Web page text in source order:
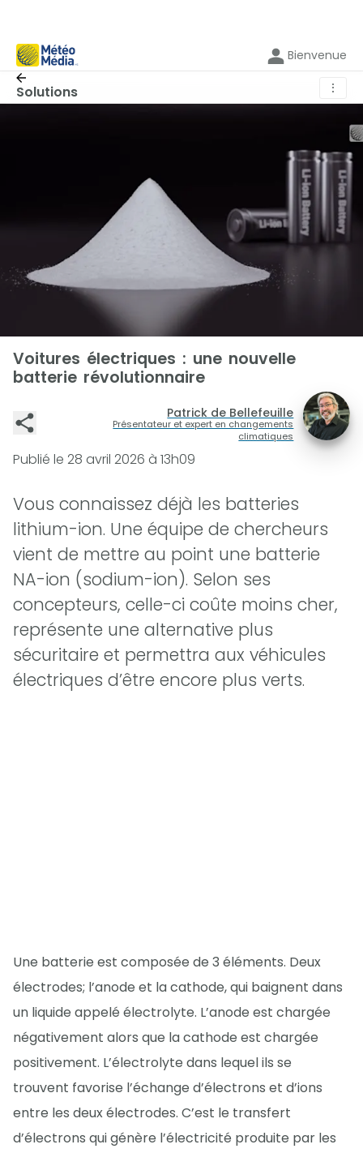
Bienvenue
Solutions ⋮
Voitures électriques : une nouvelle
batterie révolutionnaire
Patrick de Bellefeuille
Présentateur et expert en changements
climatiques
Publié le 28 avril 2026 à 13h09
Vous connaissez déjà les batteries
lithium-ion. Une équipe de chercheurs
vient de mettre au point une batterie
NA-ion (sodium-ion). Selon ses
concepteurs, celle-ci coûte moins cher,
représente une alternative plus
sécuritaire et permettra aux véhicules
électriques d’être encore plus verts.
Une batterie est composée de 3 éléments. Deux
électrodes; l’anode et la cathode, qui baignent dans
un liquide appelé électrolyte. L’anode est chargée
négativement alors que la cathode est chargée
positivement. L’électrolyte dans lequel ils se
trouvent favorise l’échange d’électrons et d’ions
entre les deux électrodes. C’est le transfert
d’électrons qui génère l’électricité produite par les